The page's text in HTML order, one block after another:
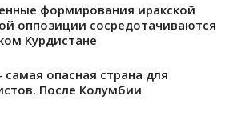
формирования иракской
оппозиции сосредотачиваются
Курдистане
самая опасная страна для
После Колумбии